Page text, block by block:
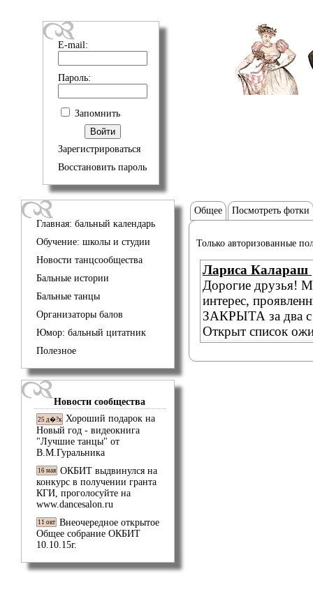
E-mail:
Пароль:
Запомнить
Зарегистрироваться
Восстановить пароль
Главная: бальный календарь
Обучение: школы и студии
Новости танцсообщества
Бальные истории
Бальные танцы
Организаторы балов
Юмор: бальный цитатник
Полезное
Новости сообщества
25 д�?к Хороший подарок на
Новый год - видеокнига
"Лучшие танцы" от
В.М.Гуральника
16 мая ОКБИТ выдвинулся на
конкурс в получении гранта
КГИ, проголосуйте на
www.dancesalon.ru
11 окт Внеочередное открытое
Общее собрание ОКБИТ
10.10.15г.
Общее Посмотреть фотки
Только авторизованные
Лариса Калараш
Дорогие друзья!
интерес,
ЗАКРЫТА за два с
Открыт список